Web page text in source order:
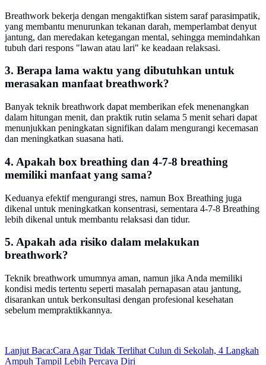
Breathwork bekerja dengan mengaktifkan sistem saraf parasimpatik,
yang membantu menurunkan tekanan darah, memperlambat denyut
jantung, dan meredakan ketegangan mental, sehingga memindahkan
tubuh dari respons "lawan atau lari" ke keadaan relaksasi.
3. Berapa lama waktu yang dibutuhkan untuk
merasakan manfaat breathwork?
Banyak teknik breathwork dapat memberikan efek menenangkan
dalam hitungan menit, dan praktik rutin selama 5 menit sehari dapat
menunjukkan peningkatan signifikan dalam mengurangi kecemasan
dan meningkatkan suasana hati.
4. Apakah box breathing dan 4-7-8 breathing
memiliki manfaat yang sama?
Keduanya efektif mengurangi stres, namun Box Breathing juga
dikenal untuk meningkatkan konsentrasi, sementara 4-7-8 Breathing
lebih dikenal untuk membantu relaksasi dan tidur.
5. Apakah ada risiko dalam melakukan
breathwork?
Teknik breathwork umumnya aman, namun jika Anda memiliki
kondisi medis tertentu seperti masalah pernapasan atau jantung,
disarankan untuk berkonsultasi dengan profesional kesehatan
sebelum mempraktikkannya.
Lanjut Baca:Cara Agar Tidak Terlihat Culun di Sekolah, 4 Langkah
Ampuh Tampil Lebih Percaya Diri